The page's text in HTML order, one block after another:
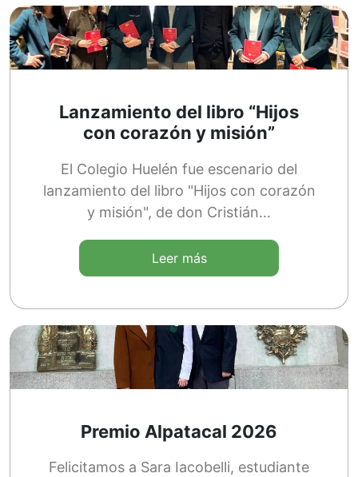
Lanzamiento del libro “Hijos
con corazón y misión”
El Colegio Huelén fue escenario del
lanzamiento del libro "Hijos con corazón
y misión", de don Cristián…
Leer más
Premio Alpatacal 2026
Felicitamos a Sara Iacobelli, estudiante